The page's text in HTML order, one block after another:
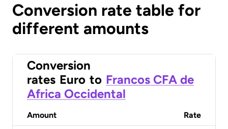
Conversion rate table for
different amounts
Conversion
rates Euro to Francos CFA de
Africa Occidental
Amount Rate